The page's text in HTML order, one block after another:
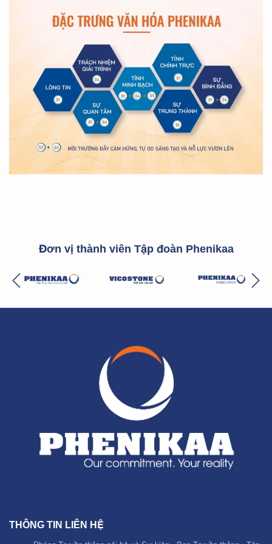
Đơn vị thành viên Tập đoàn Phenikaa
THÔNG TIN LIÊN HỆ